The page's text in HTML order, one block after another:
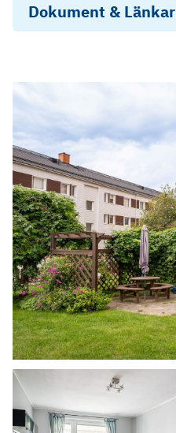
Dokument & Länkar